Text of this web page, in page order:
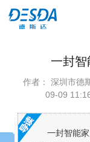
一封智
作者： 深圳市德
09-09
一封智能